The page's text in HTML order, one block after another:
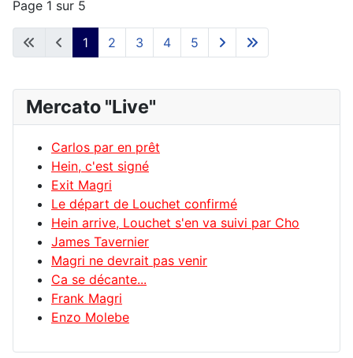
Page 1 sur 5
1 2 3 4 5
Mercato "Live"
Carlos par en prêt
Hein, c'est signé
Exit Magri
Le départ de Louchet confirmé
Hein arrive, Louchet s'en va suivi par Cho
James Tavernier
Magri ne devrait pas venir
Ca se décante...
Frank Magri
Enzo Molebe